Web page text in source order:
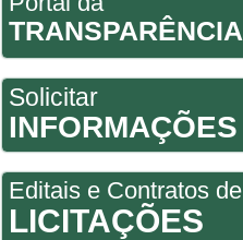
TRANSPARÊNCIA
Solicitar
INFORMAÇÕES
Editais e Contratos de
LICITAÇÕES